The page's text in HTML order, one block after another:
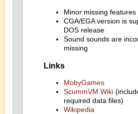
Minor missing features
CGA/EGA version is
DOS release
Sound sounds are
missing
Links
MobyGames
ScummVM Wiki
required data files)
Wikipedia